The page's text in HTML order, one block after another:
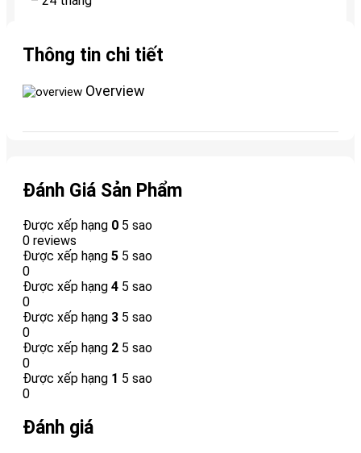
Thông tin chi tiết
Overview
Đánh Giá Sản Phẩm
Được xếp hạng 0 5 sao
0 reviews
Được xếp hạng 5 5 sao
0
Được xếp hạng 4 5 sao
0
Được xếp hạng 3 5 sao
0
Được xếp hạng 2 5 sao
0
Được xếp hạng 1 5 sao
0
Đánh giá